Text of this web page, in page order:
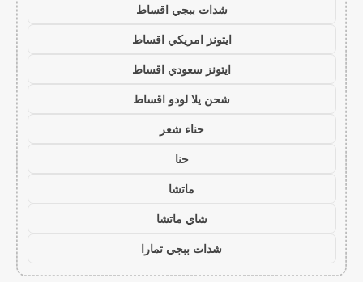
شدات ببجي اقساط
ايتونز امريكي اقساط
ايتونز سعودي اقساط
شحن يلا لودو اقساط
حناء شعر
حنا
ماتشا
شاي ماتشا
شدات ببجي تمارا